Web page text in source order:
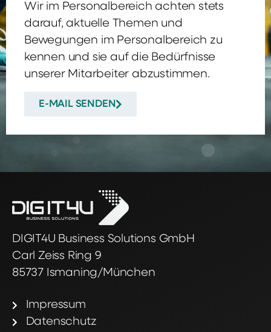
Wir im Personalbereich achten stets
darauf, aktuelle Themen und
Bewegungen im Personalbereich zu
kennen und sie auf die Bedürfnisse
unserer Mitarbeiter abzustimmen.
E-MAIL SENDEN
DIGIT4U Business Solutions GmbH
Carl Zeiss Ring 9
85737 Ismaning/München
Impressum
Datenschutz